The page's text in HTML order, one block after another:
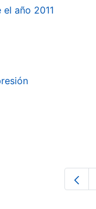
año 2011